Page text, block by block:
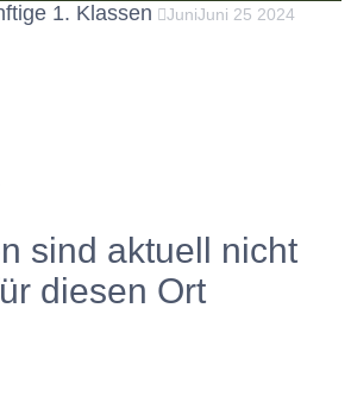
1. Klassen JuniJuni 25 2024
sind aktuell nicht
diesen Ort